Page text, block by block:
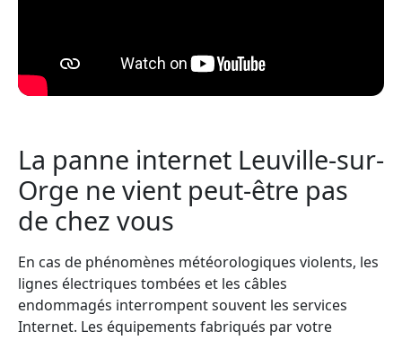
La panne internet Leuville-sur-
Orge ne vient peut-être pas
de chez vous
En cas de phénomènes météorologiques violents, les
lignes électriques tombées et les câbles
endommagés interrompent souvent les services
Internet. Les équipements fabriqués par votre